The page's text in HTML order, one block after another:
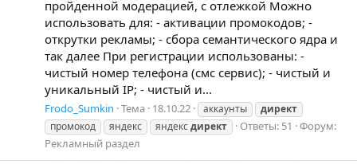
пройденной модерацией, с отлежкой Можно
использовать для: - активации промокодов; -
открутки рекламы; - сбора семантического ядра и
так далее При регистрации использованы: -
чистый номер телефона (смс сервис); - чистый и
уникальный IP; - чистый и...
Frodo_Sumkin Тема 18.10.22 аккаунты
директ
промокод
яндекс яндексдирект Ответы: 51
Форум:
Рекламный раздел